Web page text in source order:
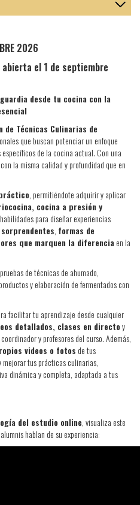
2026
el 1 de septiembre
desde tu cocina con la
de Técnicas Culinarias de
que buscan potenciar un enfoque
de la cocina actual. Con una
la misma calidad y profundidad que en
, permitiéndote adquirir y aplicar
cocina a presión y
para diseñar experiencias
, formas de
que marquen la diferencia en la
de técnicas de ahumado,
y elaboración de fermentados con
facilitar tu aprendizaje desde cualquier
detallados, clases en directoy
y profesores del curso. Además,
videos o fotos de tus
tus prácticas culinarias,
dinámica y completa, adaptada a tus
del estudio online, visualiza este
hablan de su experiencia: